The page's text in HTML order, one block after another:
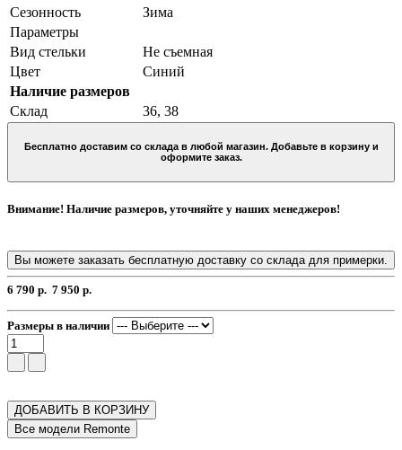
Сезонность
Зима
Параметры
Вид стельки
Не съемная
Цвет
Синий
Наличие размеров
Склад
36, 38
Бесплатно доставим со склада в любой магазин. Добавьте в корзину и
оформите заказ.
Внимание! Наличие размеров, уточняйте у наших менеджеров!
Вы можете заказать бесплатную доставку со склада для примерки.
6 790 р. 7 950 р.
Размеры в наличии
ДОБАВИТЬ В КОРЗИНУ